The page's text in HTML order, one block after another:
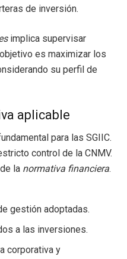
de inversión.
implica supervisar
es maximizar los
su perfil de
aplicable
para las SGIIC.
control de la CNMV.
la normativa financiera.
gestión adoptadas.
a las inversiones.
corporativa y